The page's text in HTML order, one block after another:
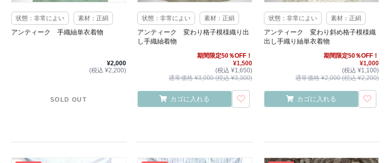
状態：非常によい 素材：正絹
アンティーク 手織紬単衣着物
¥2,000
(税込 ¥2,200)
SOLD OUT
状態：非常によい 素材：正絹
アンティーク 変わり格子模様織り出
し手織紬着物
期間限定50％OFF！
¥1,500
(税込 ¥1,650)
通常価格 ¥3,000 (税込 ¥3,300)
カゴに入れる
状態：非常によい 素材：正絹
アンティーク 変わり斜め格子模様織
出し手織り紬単衣着物
期間限定50％OFF！
¥1,000
(税込 ¥1,100)
通常価格 ¥2,000 (税込 ¥2,200)
カゴに入れる